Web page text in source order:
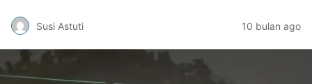
Susi Astuti 10 bulan ago